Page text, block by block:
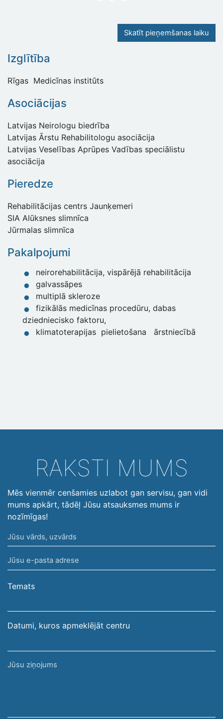
Skatīt pieņemšanas laiku
Izglītība
Rīgas Medicīnas institūts
Asociācijas
Latvijas Neirologu biedrība
Latvijas Ārstu Rehabilitologu asociācija
Latvijas Veselības Aprūpes Vadības speciālistu
asociācija
Pieredze
Rehabilitācijas centrs Jaunķemeri
SIA Alūksnes slimnīca
Jūrmalas slimnīca
Pakalpojumi
neirorehabilitācija, vispārējā rehabilitācija
galvassāpes
multiplā skleroze
fizikālās medicīnas procedūru, dabas
dziedniecisko faktoru,
klimatoterapijas pielietošana ārstniecībā
RAKSTI MUMS
Mēs vienmēr cenšamies uzlabot gan servisu, gan vidi
mums apkārt, tādēļ Jūsu atsauksmes mums ir
nozīmīgas!
Jūsu
vārds,
uzvārds
Jūsu
e-
pasta
Temats
Datumi, kuros apmeklējāt centru
Jūsu